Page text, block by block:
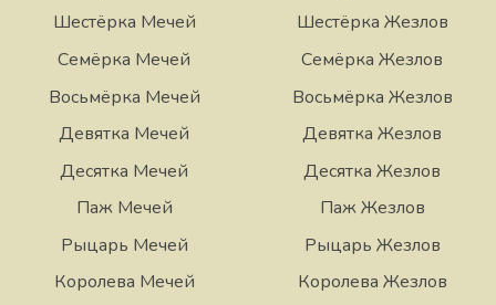
Шестёрка Мечей
Семёрка Мечей
Восьмёрка Мечей
Девятка Мечей
Десятка Мечей
Паж Мечей
Рыцарь Мечей
Королева Мечей
Шестёрка Жезлов
Семёрка Жезлов
Восьмёрка Жезлов
Девятка Жезлов
Десятка Жезлов
Паж Жезлов
Рыцарь Жезлов
Королева Жезлов